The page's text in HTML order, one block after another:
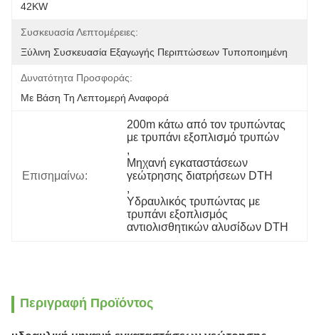
42KW
Συσκευασία Λεπτομέρειες:
Ξύλινη Συσκευασία Εξαγωγής Περιπτώσεων Τυποποιημένη
Δυνατότητα Προσφοράς:
Με Βάση Τη Λεπτομερή Αναφορά
Επισημαίνω:
200m κάτω από τον τρυπώντας
με τρυπάνι εξοπλισμό τρυπών
,
Μηχανή εγκαταστάσεων
γεώτρησης διατρήσεων DTH
,
Υδραυλικός τρυπώντας με
τρυπάνι εξοπλισμός
αντιολισθητικών αλυσίδων DTH
Περιγραφή Προϊόντος